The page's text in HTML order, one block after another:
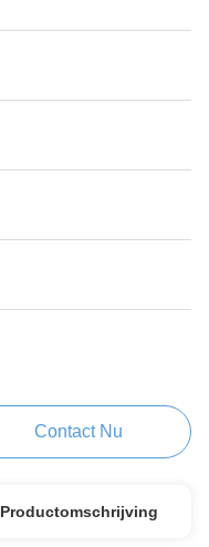
Contact Nu
Productomschrijving